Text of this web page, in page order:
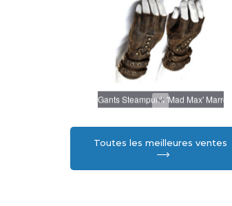
Gants Steampunk 'Mad Max' Marrons
Toutes les meilleures ventes